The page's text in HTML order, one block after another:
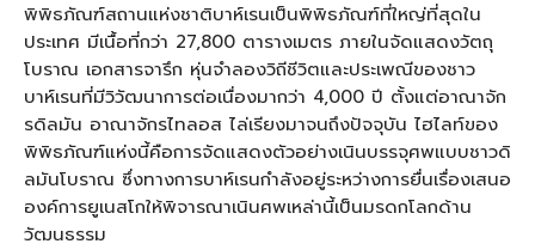
พิพิธภัณฑ์สถานแห่งชาติบาห์เรนเป็นพิพิธภัณฑ์ที่ใหญ่ที่สุดใน
ประเทศ มีเนื้อที่กว่า 27,800 ตารางเมตร ภายในจัดแสดงวัตถุ
โบราณ เอกสารจารึก หุ่นจำลองวิถีชีวิตและประเพณีของชาว
บาห์เรนที่มีวิวัฒนาการต่อเนื่องมากว่า 4,000 ปี ตั้งแต่อาณาจัก
รดิลมัน อาณาจักรไทลอส ไล่เรียงมาจนถึงปัจจุบัน ไฮไลท์ของ
พิพิธภัณฑ์แห่งนี้คือการจัดแสดงตัวอย่างเนินบรรจุศพแบบชาวดิ
ลมันโบราณ ซึ่งทางการบาห์เรนกำลังอยู่ระหว่างการยื่นเรื่องเสนอ
องค์การยูเนสโกให้พิจารณาเนินศพเหล่านี้เป็นมรดกโลกด้าน
วัฒนธรรม